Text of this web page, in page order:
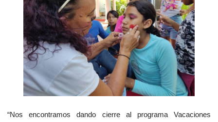
“Nos encontramos dando cierre al programa Vacaciones